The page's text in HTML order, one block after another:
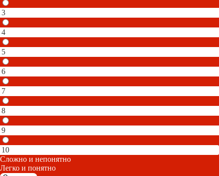
3
4
5
6
7
8
9
10
Сложно и непонятно
Легко и понятно